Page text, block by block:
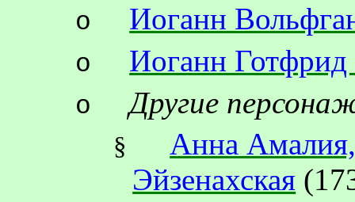
o Иоганн
o Иоганн
o Другие
§
Анна
Эйзенахская